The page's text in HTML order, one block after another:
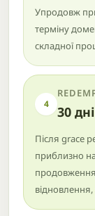
Упродовж
терміну
складної
4 30
Після grace
приблизно